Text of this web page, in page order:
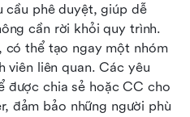
cầu phê duyệt, giúp dễ
cần rời khỏi quy trình.
có thể tạo ngay một nhóm
viên liên quan. Các yêu
được chia sẻ hoặc CC cho
đảm bảo những người phù